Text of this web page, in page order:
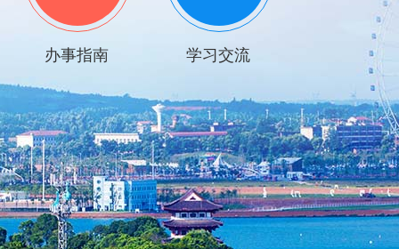
办事指南 学习交流